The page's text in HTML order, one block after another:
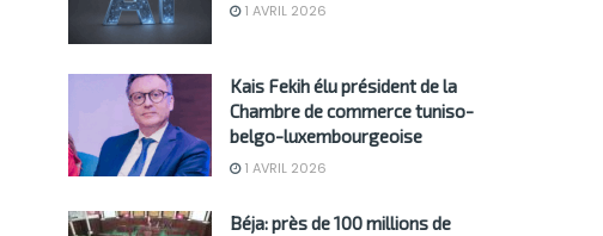
1 AVRIL 2026
Kais Fekih élu président de la
Chambre de commerce tuniso-
belgo-luxembourgeoise
1 AVRIL 2026
Béja: près de 100 millions de